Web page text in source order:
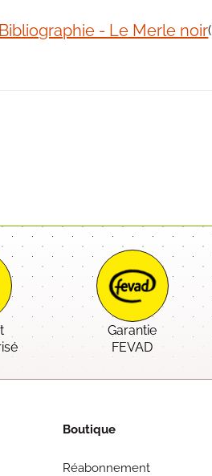
Bibliographie - Le Merle noir(
Garantie
FEVAD
Boutique
Réabonnement